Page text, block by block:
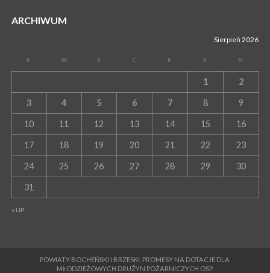
ARCHIWUM
Sierpień 2026
P W Ś C P S N
« LIP
1 2
3 4 5 6 7 8 9
10 11 12 13 14 15 16
17 18 19 20 21 22 23
24 25 26 27 28 29 30
31
POWIATY BOCHEŃSKI I BRZESKI. PROMESY NA DOTACJE DLA
MŁODZIEŻOWYCH DRUŻYN POŻARNICZYCH OSP